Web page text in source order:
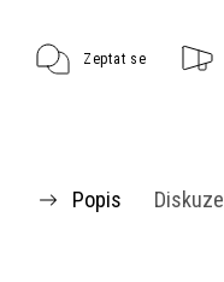
Zeptat se
Popis Diskuze